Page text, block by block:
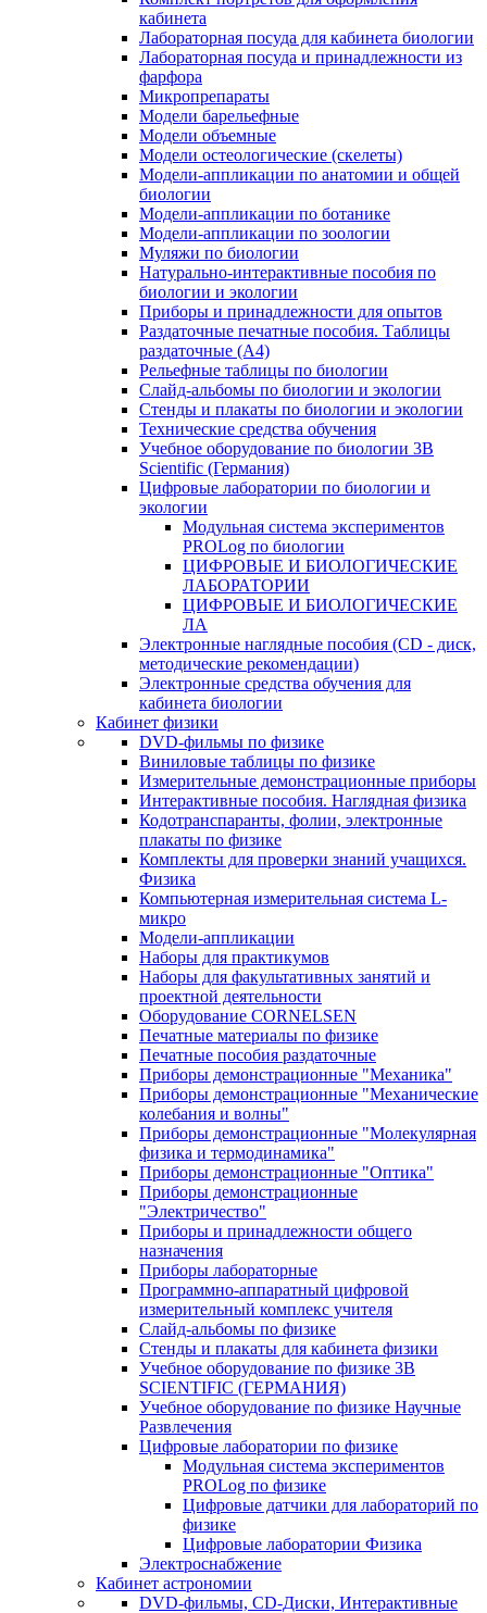
кабинета
Лабораторная посуда для кабинета биологии
Лабораторная посуда и принадлежности из
фарфора
Микропрепараты
Модели барельефные
Модели объемные
Модели остеологические (скелеты)
Модели-аппликации по анатомии и общей
биологии
Модели-аппликации по ботанике
Модели-аппликации по зоологии
Муляжи по биологии
Натурально-интерактивные пособия по
биологии и экологии
Приборы и принадлежности для опытов
Раздаточные печатные пособия. Таблицы
раздаточные (А4)
Рельефные таблицы по биологии
Слайд-альбомы по биологии и экологии
Стенды и плакаты по биологии и экологии
Технические средства обучения
Учебное оборудование по биологии 3B
Scientific (Германия)
Цифровые лаборатории по биологии и
экологии
Модульная система экспериментов
PROLog по биологии
ЦИФРОВЫЕ И БИОЛОГИЧЕСКИЕ
ЛАБОРАТОРИИ
ЦИФРОВЫЕ И БИОЛОГИЧЕСКИЕ
ЛА
Электронные наглядные пособия (CD - диск,
методические рекомендации)
Электронные средства обучения для
кабинета биологии
Кабинет физики
DVD-фильмы по физике
Виниловые таблицы по физике
Измерительные демонстрационные приборы
Интерактивные пособия. Наглядная физика
Кодотранспаранты, фолии, электронные
плакаты по физике
Комплекты для проверки знаний учащихся.
Физика
Компьютерная измерительная система L-
микро
Модели-аппликации
Наборы для практикумов
Наборы для факультативных занятий и
проектной деятельности
Оборудование CORNELSEN
Печатные материалы по физике
Печатные пособия раздаточные
Приборы демонстрационные "Механика"
Приборы демонстрационные "Механические
колебания и волны"
Приборы демонстрационные "Молекулярная
физика и термодинамика"
Приборы демонстрационные "Оптика"
Приборы демонстрационные
"Электричество"
Приборы и принадлежности общего
назначения
Приборы лабораторные
Программно-аппаратный цифровой
измерительный комплекс учителя
Слайд-альбомы по физике
Стенды и плакаты для кабинета физики
Учебное оборудование по физике 3B
SCIENTIFIC (ГЕРМАНИЯ)
Учебное оборудование по физике Научные
Развлечения
Цифровые лаборатории по физике
Модульная система экспериментов
PROLog по физике
Цифровые датчики для лабораторий по
физике
Цифровые лаборатории Физика
Электроснабжение
Кабинет астрономии
DVD-фильмы, CD-Диски, Интерактивные